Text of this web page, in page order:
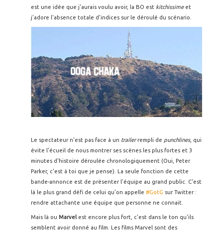
est une idée que j'aurais voulu avoir, la BO est kitchissimeet
j'adore l'absence totale d'indices sur le déroulé du scénario.
Le spectateur n'est pas face à un trailerrempli de punchlines, qui
évite l'écueil de nous montrer ses scènes les plus fortes et 3
minutes d'histoire déroulée chronologiquement (Oui, Peter
Parker, c'est à toi que je pense). La seule fonction de cette
bande-annonce est de présenter l'équipe au grand public. C'est
là le plus grand défi de celui qu'on appelle #GotG sur Twitter :
rendre attachante une équipe que personne ne connait.
Mais là ou Marvel est encore plus fort, c'est dans le ton qu'ils
semblent avoir donné au film. Les films Marvel sont des